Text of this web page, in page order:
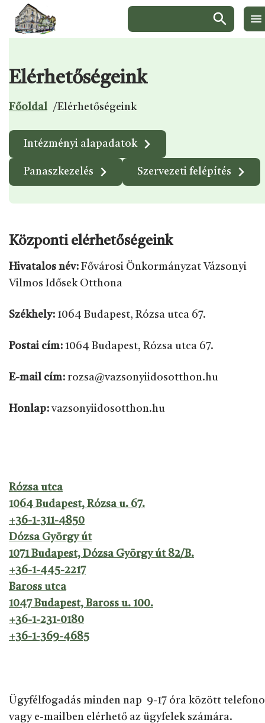
Ugrás a menüre
Ugrás a tartalomra
Ugrás a láblécre
Keresés:
Elérhetőségeink
Főoldal /Elérhetőségeink
Kapcsolódó
aloldalak
Intézményi alapadatok
Panaszkezelés Szervezeti felépítés
Központi elérhetőségeink
Hivatalos név: Fővárosi Önkormányzat Vázsonyi
Vilmos Idősek Otthona
Székhely: 1064 Budapest, Rózsa utca 67.
Postai cím: 1064 Budapest, Rózsa utca 67.
E-mail cím: rozsa@vazsonyiidosotthon.hu
Honlap:vazsonyiidosotthon.hu
Rózsa utca
1064 Budapest, Rózsa u. 67.
+36-1-311-4850
Dózsa György út
1071 Budapest, Dózsa György út 82/B.
+36-1-445-2217
Baross utca
1047 Budapest, Baross u. 100.
+36-1-231-0180
+36-1-369-4685
Ügyfélfogadás minden nap 9-17 óra között
vagy e-mailben elérhető az ügyfelek számára.